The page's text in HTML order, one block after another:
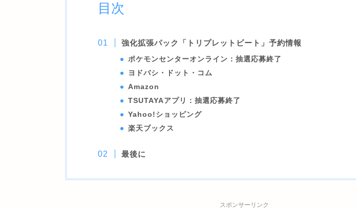
目次
強化拡張パック「トリプレットビート」予約情報
ポケモンセンターオンライン：抽選応募終了
ヨドバシ・ドット・コム
Amazon
TSUTAYAアプリ：抽選応募終了
Yahoo!ショッピング
楽天ブックス
最後に
スポンサーリンク